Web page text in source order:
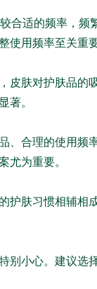
适的频率，频
用频率至关重要
肤对护肤品的
。
、合理的使用频
为重要。
肤习惯相辅相
别小心。建议选